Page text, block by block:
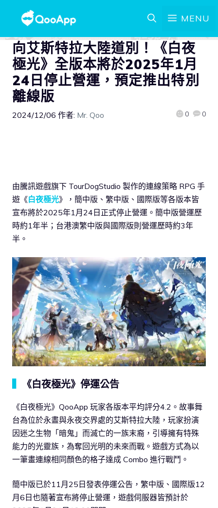
MENU
向艾斯特拉大陸道別！《白夜
極光》全版本將於2025年1月
24日停止營運，預定推出特別
離線版
2024/12/06 作者: Mr. Qoo 0 0
由騰訊遊戲旗下 TourDogStudio 製作的連線策略 RPG 手
遊《白夜極光》，簡中版、繁中版、國際版等各版本皆
宣布將於2025年1月24日正式停止營運。簡中版營運歷
時約1年半；台港澳繁中版與國際版則營運歷時約3年
半。
《白夜極光》停運公告
《白夜極光》QooApp 玩家各版本平均評分4.2。故事舞
台為位於永晝與永夜交界處的艾斯特拉大陸，玩家扮演
因迷之生物「暗鬼」而滅亡的一族末裔，引導擁有特殊
能力的光靈族，為奪回光明的未來而戰。遊戲方式為以
一筆畫連線相同顏色的格子達成 Combo 進行戰鬥。
簡中版已於11月25日發表停運公告，繁中版、國際版12
月6日也隨著宣布將停止營運，遊戲伺服器皆預計於